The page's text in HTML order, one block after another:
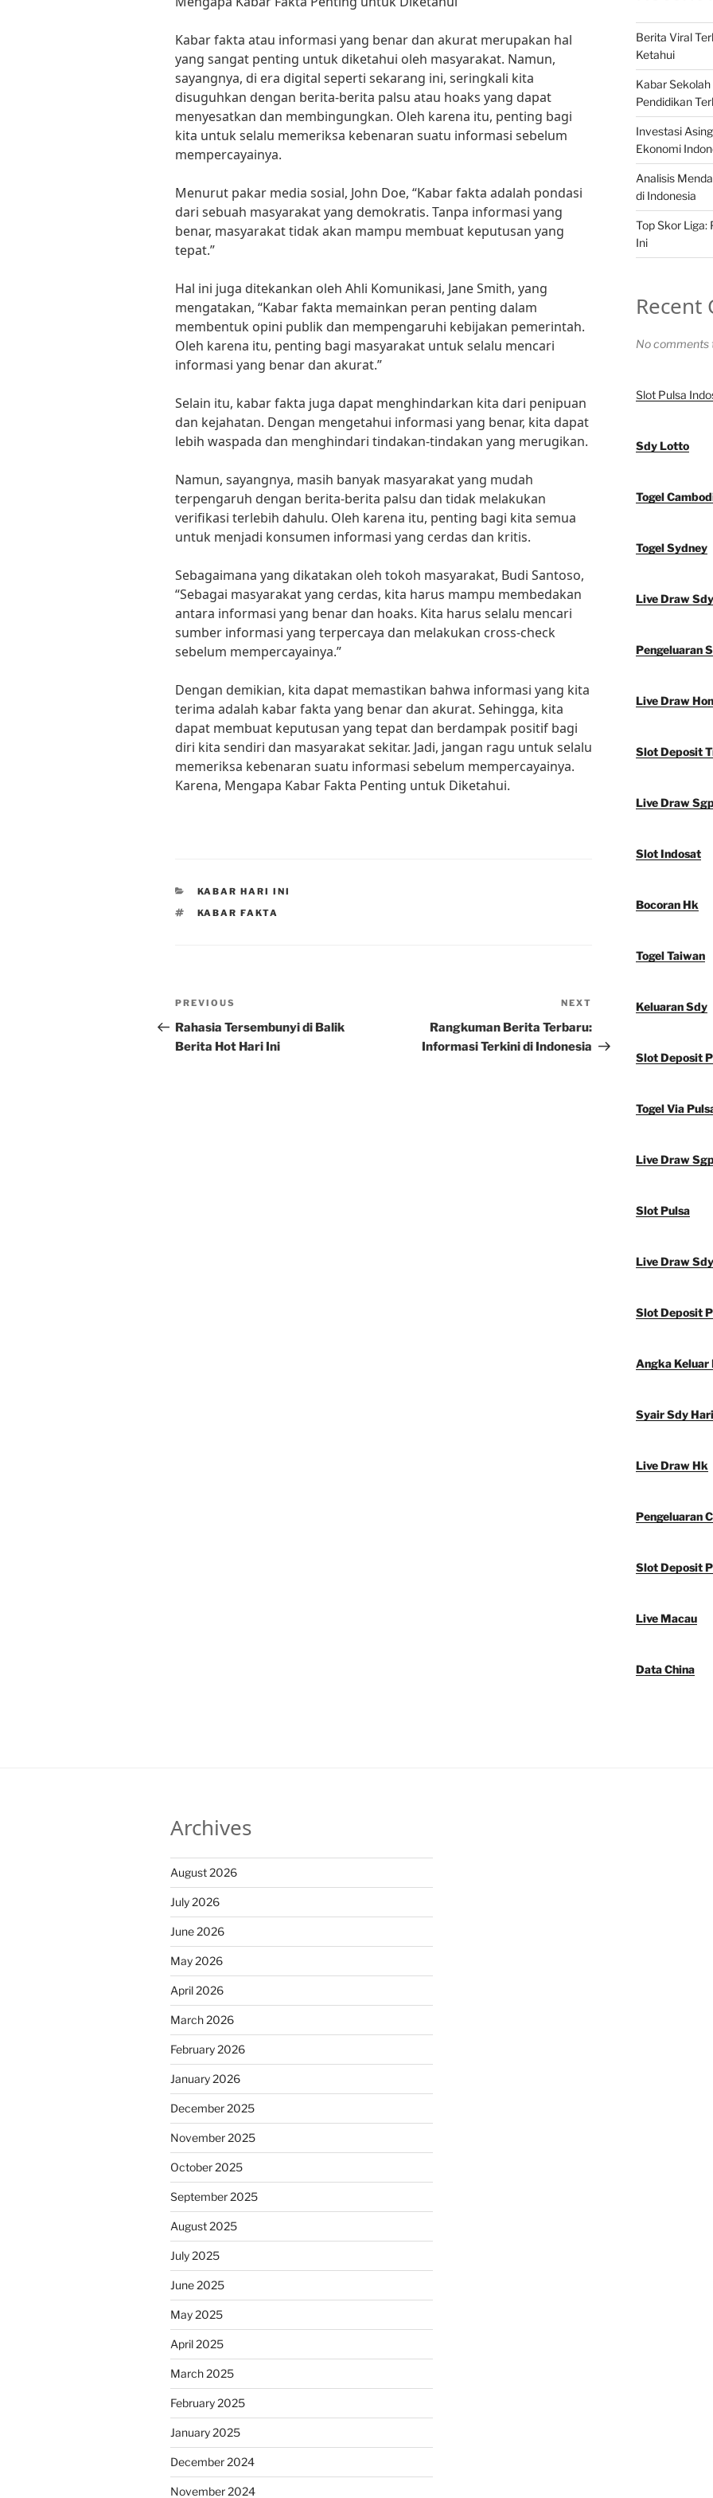
Kabar fakta atau informasi yang benar dan akurat merupakan hal
yang sangat penting untuk diketahui oleh masyarakat. Namun,
sayangnya, di era digital seperti sekarang ini, seringkali kita
disuguhkan dengan berita-berita palsu atau hoaks yang dapat
menyesatkan dan membingungkan. Oleh karena itu, penting bagi
kita untuk selalu memeriksa kebenaran suatu informasi sebelum
mempercayainya.
Menurut pakar media sosial, John Doe, “Kabar fakta adalah pondasi
dari sebuah masyarakat yang demokratis. Tanpa informasi yang
benar, masyarakat tidak akan mampu membuat keputusan yang
tepat.”
Hal ini juga ditekankan oleh Ahli Komunikasi, Jane Smith, yang
mengatakan, “Kabar fakta memainkan peran penting dalam
membentuk opini publik dan mempengaruhi kebijakan pemerintah.
Oleh karena itu, penting bagi masyarakat untuk selalu mencari
informasi yang benar dan akurat.”
Selain itu, kabar fakta juga dapat menghindarkan kita dari penipuan
dan kejahatan. Dengan mengetahui informasi yang benar, kita dapat
lebih waspada dan menghindari tindakan-tindakan yang merugikan.
Namun, sayangnya, masih banyak masyarakat yang mudah
terpengaruh dengan berita-berita palsu dan tidak melakukan
verifikasi terlebih dahulu. Oleh karena itu, penting bagi kita semua
untuk menjadi konsumen informasi yang cerdas dan kritis.
Sebagaimana yang dikatakan oleh tokoh masyarakat, Budi Santoso,
“Sebagai masyarakat yang cerdas, kita harus mampu membedakan
antara informasi yang benar dan hoaks. Kita harus selalu mencari
sumber informasi yang terpercaya dan melakukan cross-check
sebelum mempercayainya.”
Dengan demikian, kita dapat memastikan bahwa informasi yang kita
terima adalah kabar fakta yang benar dan akurat. Sehingga, kita
dapat membuat keputusan yang tepat dan berdampak positif bagi
diri kita sendiri dan masyarakat sekitar. Jadi, jangan ragu untuk selalu
memeriksa kebenaran suatu informasi sebelum mempercayainya.
Karena, Mengapa Kabar Fakta Penting untuk Diketahui.
CATEGORIES
KABAR HARI INI
TAGS
KABAR FAKTA
Post
navigation
Previous
Post
PREVIOUS
Rahasia Tersembunyi di Balik
Berita Hot Hari Ini
Post
NEXT
Rangkuman Berita Terbaru:
Informasi Terkini di Indonesia
Berita Viral
Ketahui
Kabar
Pendidikan
Investasi
Ekonomi
Analisis
di Indonesia
Top Skor Liga:
Ini
Recent
No comments
Slot Pulsa
Sdy Lotto
Togel
Togel Sydney
Live Draw Sdy
Pengeluaran
Live Draw
Slot Deposit
Live Draw
Slot Indosat
Bocoran Hk
Togel Taiwan
Keluaran Sdy
Slot Deposit
Togel Via
Live Draw
Slot Pulsa
Live Draw Sdy
Slot Deposit
Angka Keluar
Syair Sdy
Live Draw Hk
Pengeluaran
Slot Deposit
Live Macau
Data China
Archives
August 2026
July 2026
June 2026
May 2026
April 2026
March 2026
February 2026
January 2026
December 2025
November 2025
October 2025
September 2025
August 2025
July 2025
June 2025
May 2025
April 2025
March 2025
February 2025
January 2025
December 2024
November 2024